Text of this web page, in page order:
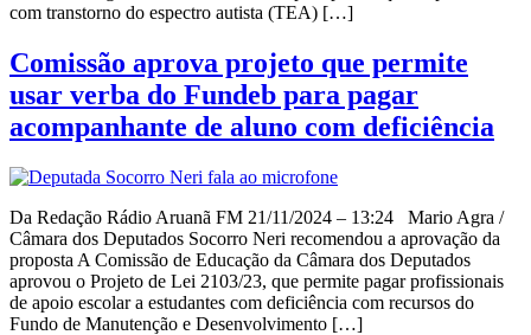
com transtorno do espectro autista (TEA) […]
Comissão aprova projeto que permite
usar verba do Fundeb para pagar
acompanhante de aluno com deficiência
Da Redação Rádio Aruanã FM 21/11/2024 – 13:24 Mario Agra /
Câmara dos Deputados Socorro Neri recomendou a aprovação da
proposta A Comissão de Educação da Câmara dos Deputados
aprovou o Projeto de Lei 2103/23, que permite pagar profissionais
de apoio escolar a estudantes com deficiência com recursos do
Fundo de Manutenção e Desenvolvimento […]